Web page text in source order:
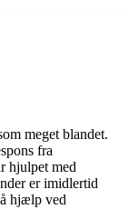
meget blandet.
fra
hjulpet med
er imidlertid
hjælp ved